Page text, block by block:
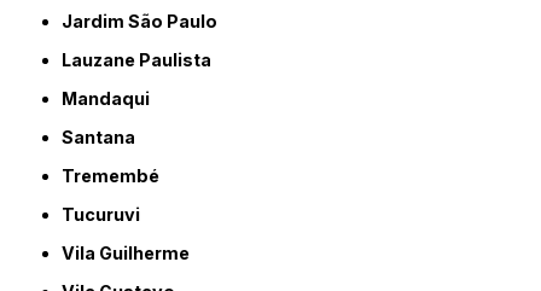
Jardim São Paulo
Lauzane Paulista
Mandaqui
Santana
Tremembé
Tucuruvi
Vila Guilherme